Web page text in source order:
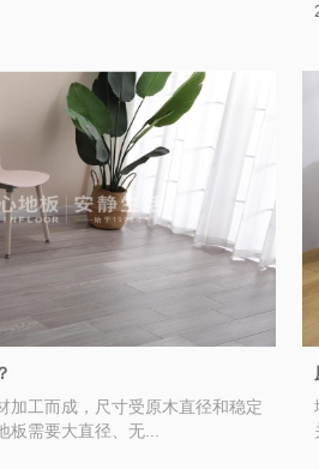
加工而成，尺寸受原木直径和稳定
需要大直径、无...